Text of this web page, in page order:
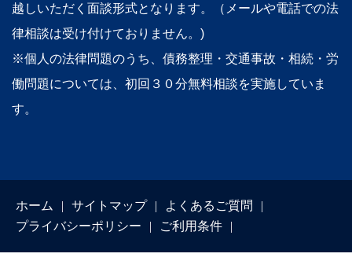
越しいただく面談形式となります。（メールや電話での法
律相談は受け付けておりません。)
※個人の法律問題のうち、債務整理・交通事故・相続・労
働問題については、初回３０分無料相談を実施していま
す。
ホーム サイトマップ
よくあるご質問
プライバシーポリシー
ご利用条件